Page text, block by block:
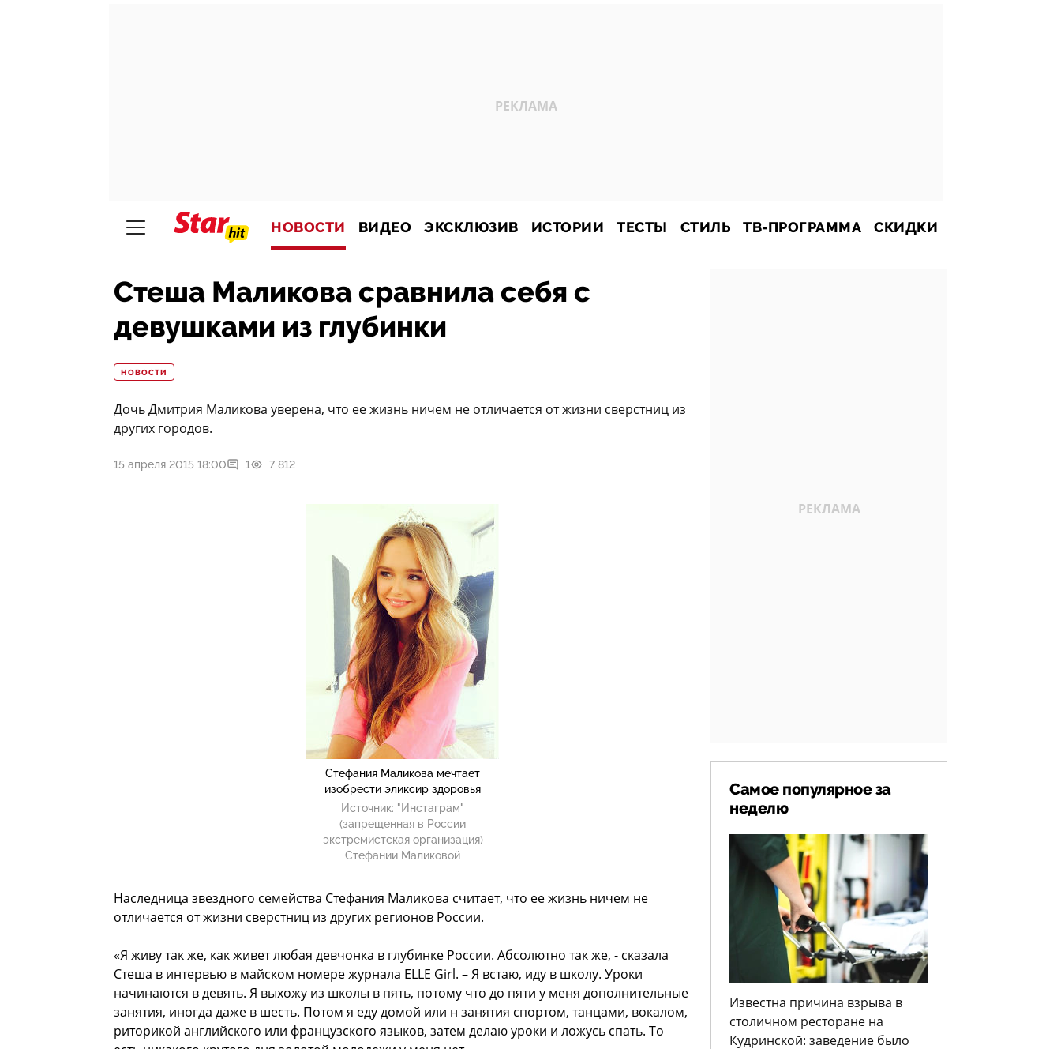
НОВОСТИ ВИДЕО ЭКСКЛЮЗИВ ИСТОРИИ ТЕСТЫ СТИЛЬ ТВ-ПРОГРАММА СКИДКИ
Стеша Маликова сравнила себя с
девушками из глубинки
НОВОСТИ
Дочь Дмитрия Маликова уверена, что ее жизнь ничем не отличается от жизни сверстниц из
других городов.
15 апреля 2015 18:00 1 7 812
Стефания Маликова мечтает
изобрести эликсир здоровья
Источник: "Инстаграм"
(запрещенная в России
экстремистская организация)
Стефании Маликовой
Наследница звездного семейства Стефания Маликова считает, что ее жизнь ничем не
отличается от жизни сверстниц из других регионов России.
«Я живу так же, как живет любая девчонка в глубинке России. Абсолютно так же, - сказала
Стеша в интервью в майском номере журнала ELLE Girl. – Я встаю, иду в школу. Уроки
начинаются в девять. Я выхожу из школы в пять, потому что до пяти у меня дополнительные
занятия, иногда даже в шесть. Потом я еду домой или н занятия спортом, танцами, вокалом,
риторикой английского или французского языков, затем делаю уроки и ложусь спать. То
Самое популярное за
неделю
Известна причина взрыва в
столичном ресторане на
Кудринской: заведение было